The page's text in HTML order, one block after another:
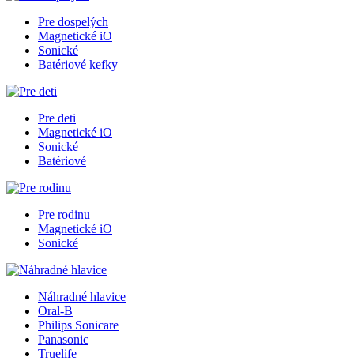
Pre dospelých
Magnetické iO
Sonické
Batériové kefky
Pre deti
Magnetické iO
Sonické
Batériové
Pre rodinu
Magnetické iO
Sonické
Náhradné hlavice
Oral-B
Philips Sonicare
Panasonic
Truelife